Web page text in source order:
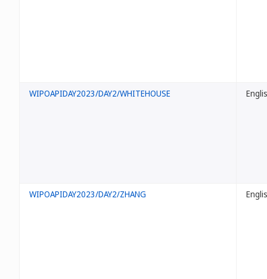
WIPOAPIDAY2023/DAY2/WHITEHOUSE
WIPOAPIDAY2023/DAY2/ZHANG